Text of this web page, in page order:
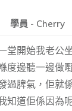
學員 - Cherry
堂開始我老公
度邊聽一邊做
過脾氣，佢就
知道佢係因為